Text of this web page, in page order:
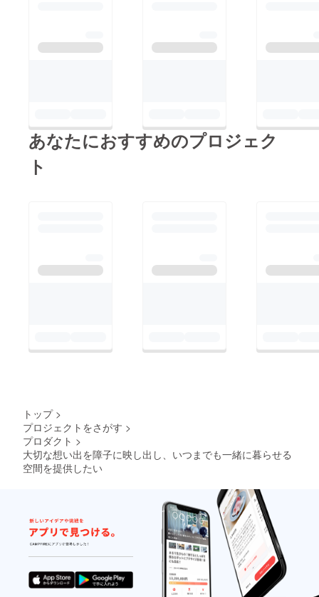
あなたにおすすめのプロジェク
ト
トップ >
プロジェクトをさがす >
プロダクト >
大切な想い出を障子に映し出し、いつまでも一緒に暮らせる
空間を提供したい